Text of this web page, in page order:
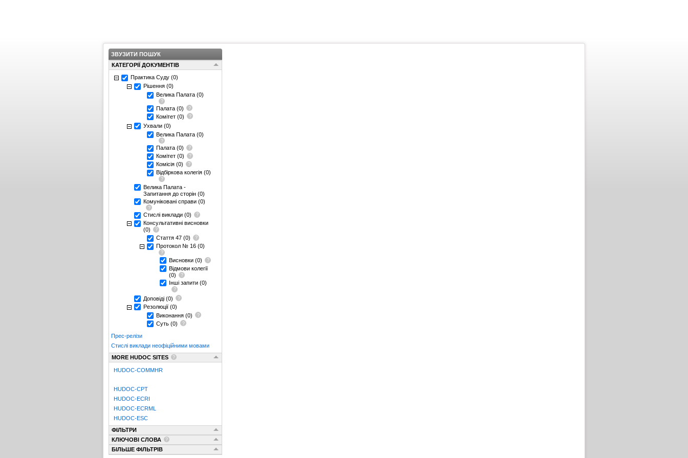
ЗВУЗИТИ ПОШУК
КАТЕГОРІЇ ДОКУМЕНТІВ
Практика Суду (0)
Рішення (0)
Велика Палата (0)
Палата (0)
Комітет (0)
Ухвали (0)
Велика Палата (0)
Палата (0)
Комітет (0)
Комісія (0)
Відбіркова колегія (0)
Велика Палата -
Запитання до сторін (0)
Комуніковані справи (0)
Стислі виклади (0)
Консультативні висновки
(0)
Стаття 47 (0)
Протокол № 16 (0)
Висновки (0)
Відмови колегії
(0)
Інші запити (0)
Доповіді (0)
Резолюції (0)
Виконання (0)
Суть (0)
Прес-релізи
Стислі виклади неофіційними мовами
MORE HUDOC SITES
HUDOC-COMMHR
HUDOC-CPT
HUDOC-ECRI
HUDOC-ECRML
HUDOC-ESC
ФІЛЬТРИ
КЛЮЧОВІ СЛОВА
БІЛЬШЕ ФІЛЬТРІВ